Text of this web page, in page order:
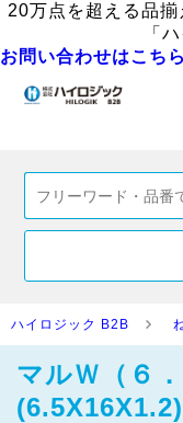
20万点を超える品
「
お問い合わせはこち
ハイロジック B2B
マルＷ（６